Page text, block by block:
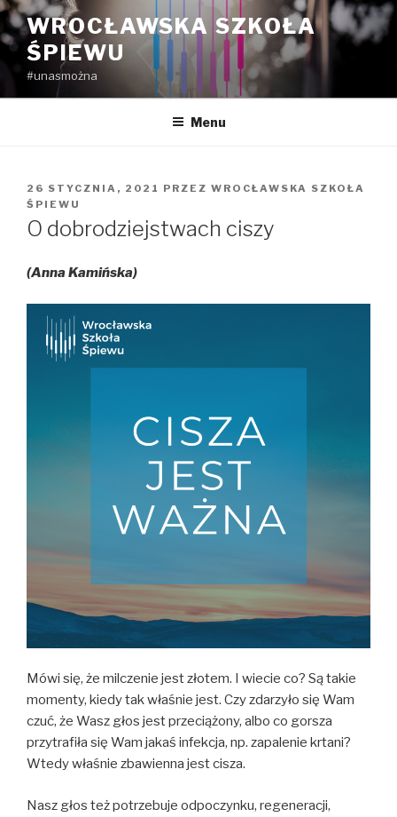
Przejdź
do
treści
WROCŁAWSKA SZKOŁA
ŚPIEWU
#unasmożna
Menu
OPUBLIKOWANE
W
26 STYCZNIA, 2021 PRZEZ WROCŁAWSKA SZKOŁA
ŚPIEWU
O dobrodziejstwach ciszy
(Anna Kamińska)
Mówi się, że milczenie jest złotem. I wiecie co? Są takie
momenty, kiedy tak właśnie jest. Czy zdarzyło się Wam
czuć, że Wasz głos jest przeciążony, albo co gorsza
przytrafiła się Wam jakaś infekcja, np. zapalenie krtani?
Wtedy właśnie zbawienna jest cisza.
Nasz głos też potrzebuje odpoczynku, regeneracji,